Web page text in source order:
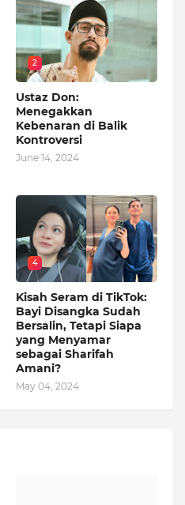
2
Ustaz Don:
Menegakkan
Kebenaran di Balik
Kontroversi
June 14, 2024
4
Kisah Seram di TikTok:
Bayi Disangka Sudah
Bersalin, Tetapi Siapa
yang Menyamar
sebagai Sharifah
Amani?
May 04, 2024